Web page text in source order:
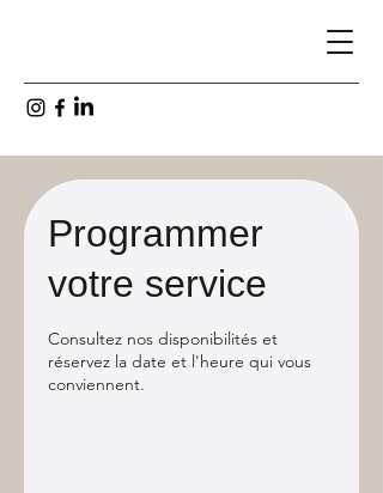
Programmer
votre service
Consultez nos disponibilités et
réservez la date et l'heure qui vous
conviennent.